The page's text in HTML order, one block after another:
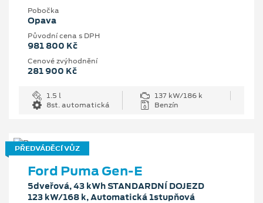
Pobočka
Opava
Původní cena s DPH
981 800 Kč
Cenové zvýhodnění
281 900 Kč
1.5 l
137 kW/186 k
8st. automatická
Benzín
PŘEDVÁDĚCÍ VŮZ
Ford Puma Gen-E
5dveřová, 43 kWh STANDARDNÍ DOJEZD
123 kW/168 k, Automatická 1stupňová